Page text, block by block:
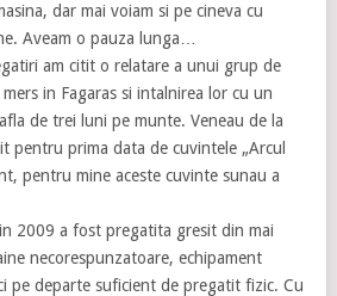
dar mai voiam si pe cineva cu
Aveam o pauza lunga…
am citit o relatare a unui grup de
in Fagaras si intalnirea lor cu un
de trei luni pe munte. Veneau de la
pentru prima data de cuvintele „Arcul
pentru mine aceste cuvinte sunau a
2009 a fost pregatita gresit din mai
necorespunzatoare, echipament
pe departe suficient de pregatit fizic. Cu